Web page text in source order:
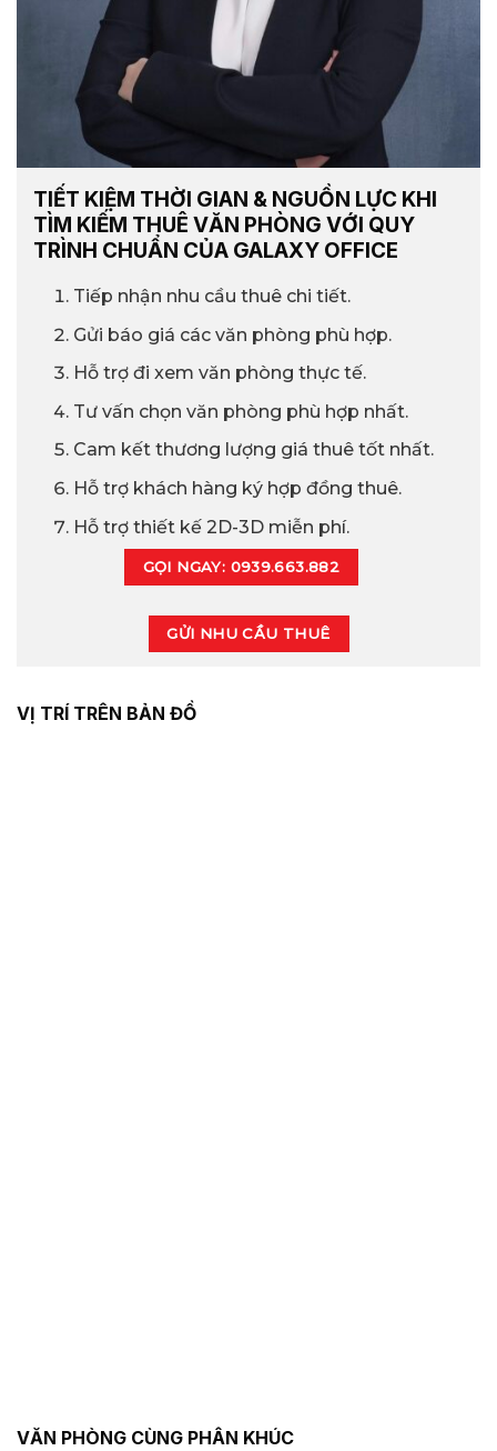
TIẾT KIỆM THỜI GIAN & NGUỒN LỰC KHI
TÌM KIẾM THUÊ VĂN PHÒNG VỚI QUY
TRÌNH CHUẨN CỦA GALAXY OFFICE
Tiếp nhận nhu cầu thuê chi tiết.
Gửi báo giá các văn phòng phù hợp.
Hỗ trợ đi xem văn phòng thực tế.
Tư vấn chọn văn phòng phù hợp nhất.
Cam kết thương lượng giá thuê tốt nhất.
Hỗ trợ khách hàng ký hợp đồng thuê.
Hỗ trợ thiết kế 2D-3D miễn phí.
GỌI NGAY: 0939.663.882
GỬI NHU CẦU THUÊ
VỊ TRÍ TRÊN BẢN ĐỒ
VĂN PHÒNG CÙNG PHÂN KHÚC